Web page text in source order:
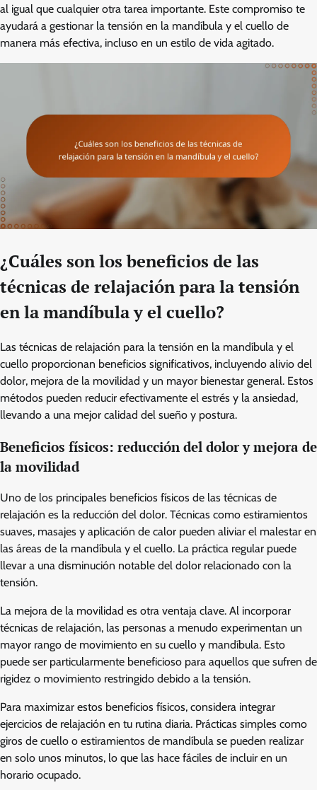
al igual que cualquier otra tarea importante. Este compromiso te
ayudará a gestionar la tensión en la mandíbula y el cuello de
manera más efectiva, incluso en un estilo de vida agitado.
¿Cuáles son los beneficios de las
técnicas de relajación para la tensión
en la mandíbula y el cuello?
Las técnicas de relajación para la tensión en la mandíbula y el
cuello proporcionan beneficios significativos, incluyendo alivio del
dolor, mejora de la movilidad y un mayor bienestar general. Estos
métodos pueden reducir efectivamente el estrés y la ansiedad,
llevando a una mejor calidad del sueño y postura.
Beneficios físicos: reducción del dolor y mejora de
la movilidad
Uno de los principales beneficios físicos de las técnicas de
relajación es la reducción del dolor. Técnicas como estiramientos
suaves, masajes y aplicación de calor pueden aliviar el malestar en
las áreas de la mandíbula y el cuello. La práctica regular puede
llevar a una disminución notable del dolor relacionado con la
tensión.
La mejora de la movilidad es otra ventaja clave. Al incorporar
técnicas de relajación, las personas a menudo experimentan un
mayor rango de movimiento en su cuello y mandíbula. Esto
puede ser particularmente beneficioso para aquellos que sufren de
rigidez o movimiento restringido debido a la tensión.
Para maximizar estos beneficios físicos, considera integrar
ejercicios de relajación en tu rutina diaria. Prácticas simples como
giros de cuello o estiramientos de mandíbula se pueden realizar
en solo unos minutos, lo que las hace fáciles de incluir en un
horario ocupado.